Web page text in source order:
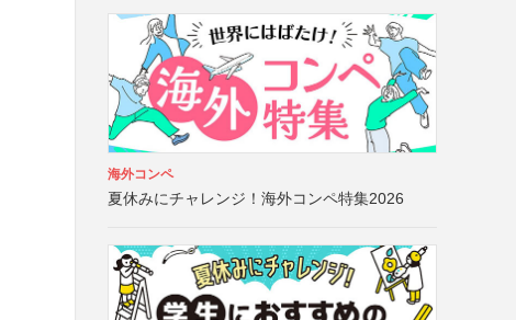
海外コンペ
夏休みにチャレンジ！海外コンペ特集2026